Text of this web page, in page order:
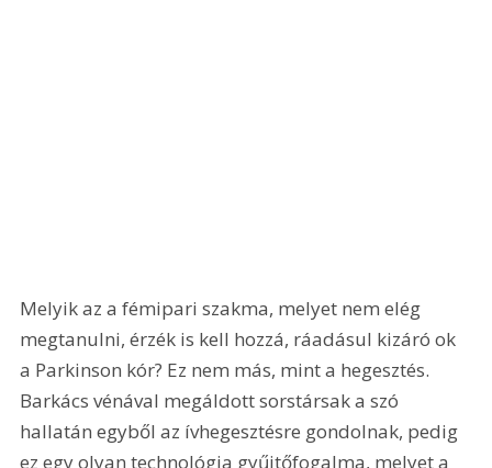
Melyik az a fémipari szakma, melyet nem elég
megtanulni, érzék is kell hozzá, ráadásul kizáró ok
a Parkinson kór? Ez nem más, mint a hegesztés.
Barkács vénával megáldott sorstársak a szó
hallatán egyből az ívhegesztésre ­gondolnak, pedig
ez egy olyan technológia gyűjtőfogalma, melyet a